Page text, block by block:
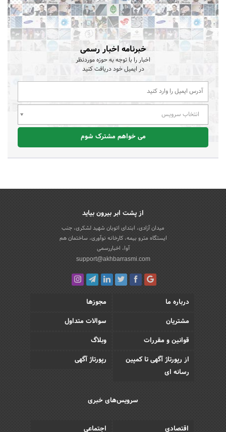
خبرنامه اخبار رسمی
اخبار را با توجه به حوزه موردنظر
در ایمیل خود دریافت کنید
انتخاب سرویس
می خواهم مشترک شوم
از پشت ابر بیرون بیاید
میدان آزادی، ابتدای اتوبان شهید لشکری، جنب
ایستگاه مترو بیمه، کارخانه نوآوری، ساختمان هم
آوا، اخباررسمی
support@akhbarrasmi.com
درباره ما
مجوزها
مشتریان
سوالات متداول
قوانین و مقررات
وبلاگ
از رپورتاژ آگهی تا کمپین
رسانه ای
رپورتاژ آگهی
سرویس‌های خبری
اقتصادی اجتماعی